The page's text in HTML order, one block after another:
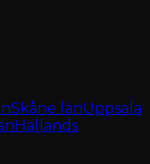
Skåne länUppsala
Hallands